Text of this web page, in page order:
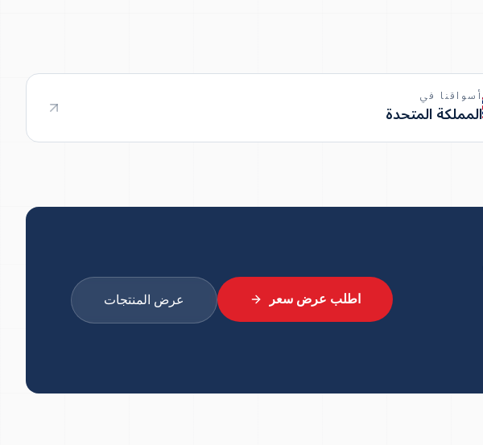
أسواقنا في
المملكة المتحدة
اطلب عرض سعر عرض المنتجات